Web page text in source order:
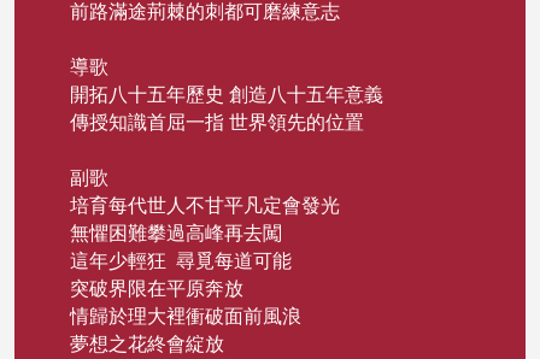
前路滿途荊棘的刺都可磨練意志
導歌
開拓八十五年歷史 創造八十五年意義
傳授知識首屈一指 世界領先的位置
副歌
培育每代世人不甘平凡定會發光
無懼困難攀過高峰再去闖
這年少輕狂 尋覓每道可能
突破界限在平原奔放
情歸於理大裡衝破面前風浪
夢想之花終會綻放